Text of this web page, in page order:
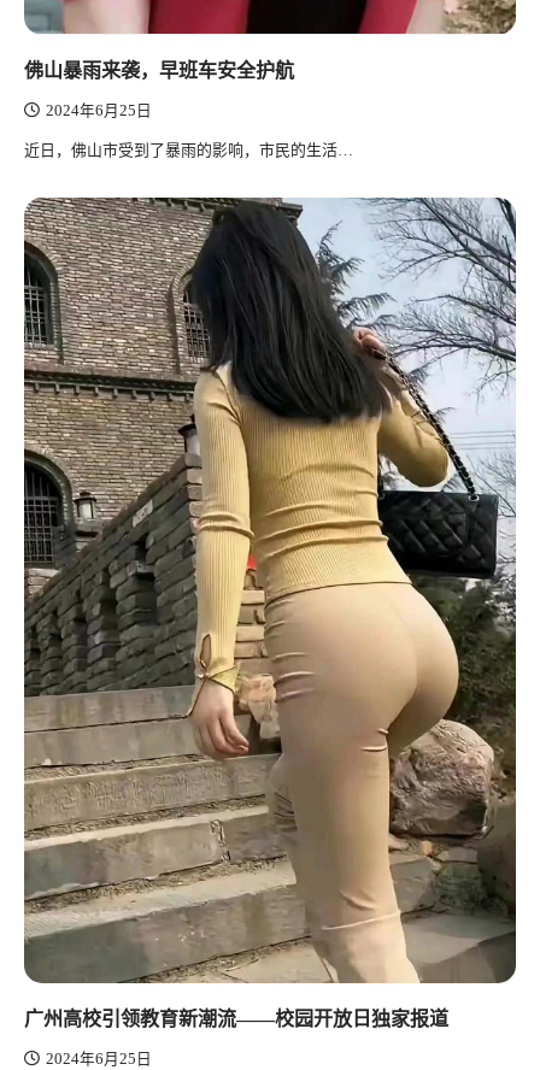
佛山暴雨来袭，早班车安全护航
2024年6月25日
近日，佛山市受到了暴雨的影响，市民的生活…
广州高校引领教育新潮流——校园开放日独家报道
2024年6月25日